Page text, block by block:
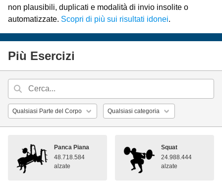
non plausibili, duplicati e modalità di invio insolite o
automatizzate. Scopri di più sui risultati idonei.
Più Esercizi
Panca Piana
48.718.584
alzate
Squat
24.988.444
alzate